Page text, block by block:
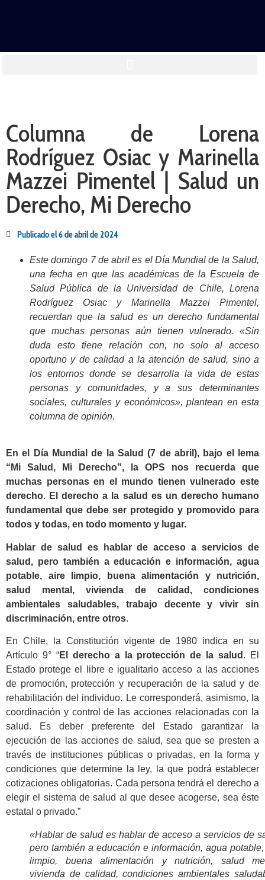
Columna de Lorena
Rodríguez Osiac y Marinella
Mazzei Pimentel | Salud un
Derecho, Mi Derecho
Publicado el6 de abril de 2024
Este domingo 7 de abril es el Día Mundial de la Salud,
una fecha en que las académicas de la Escuela de
Salud Pública de la Universidad de Chile, Lorena
Rodríguez Osiac y Marinella Mazzei Pimentel,
recuerdan que la salud es un derecho fundamental
que muchas personas aún tienen vulnerado. «Sin
duda esto tiene relación con, no solo al acceso
oportuno y de calidad a la atención de salud, sino a
los entornos donde se desarrolla la vida de estas
personas y comunidades, y a sus determinantes
sociales, culturales y económicos», plantean en esta
columna de opinión.
En el Día Mundial de la Salud (7 de abril), bajo el lema
“Mi Salud, Mi Derecho”, la OPS nos recuerda que
muchas personas en el mundo tienen vulnerado este
derecho. El derecho a la salud es un derecho humano
fundamental que debe ser protegido y promovido para
todos y todas, en todo momento y lugar.
Hablar de salud es hablar de acceso a servicios de
salud, pero también a educación e información, agua
potable, aire limpio, buena alimentación y nutrición,
salud mental, vivienda de calidad, condiciones
ambientales saludables, trabajo decente y vivir sin
discriminación, entre otros.
En Chile, la Constitución vigente de 1980 indica en su
Artículo 9° “El derecho a la protección de la salud . El
Estado protege el libre e igualitario acceso a las acciones
de promoción, protección y recuperación de la salud y de
rehabilitación del individuo. Le corresponderá, asimismo, la
coordinación y control de las acciones relacionadas con la
salud. Es deber preferente del Estado garantizar la
ejecución de las acciones de salud, sea que se presten a
través de instituciones públicas o privadas, en la forma y
condiciones que determine la ley, la que podrá establecer
cotizaciones obligatorias. Cada persona tendrá el derecho a
elegir el sistema de salud al que desee acogerse, sea éste
estatal o privado.”
«Hablar de salud es hablar de acceso a servicios de
pero también a educación e información, agua
limpio, buena alimentación y nutrición, salud
vivienda de calidad, condiciones ambientales